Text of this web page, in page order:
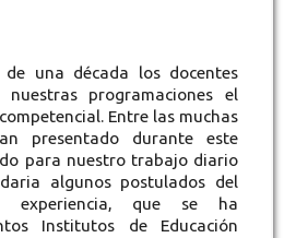
de una década los docentes
programaciones el
Entre las muchas
presentado durante este
para nuestro trabajo diario
algunos postulados del
experiencia, que se ha
Institutos de Educación